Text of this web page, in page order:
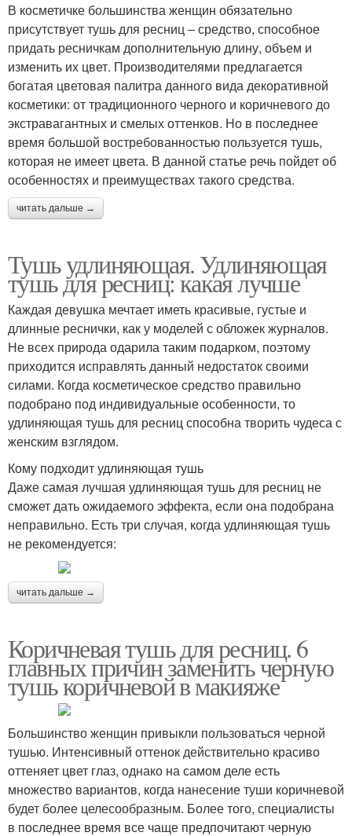
В косметичке большинства женщин обязательно
присутствует тушь для ресниц – средство, способное
придать ресничкам дополнительную длину, объем и
изменить их цвет. Производителями предлагается
богатая цветовая палитра данного вида декоративной
косметики: от традиционного черного и коричневого до
экстравагантных и смелых оттенков. Но в последнее
время большой востребованностью пользуется тушь,
которая не имеет цвета. В данной статье речь пойдет об
особенностях и преимуществах такого средства.
читать дальше →
Тушь удлиняющая. Удлиняющая
тушь для ресниц: какая лучше
Каждая девушка мечтает иметь красивые, густые и
длинные реснички, как у моделей с обложек журналов.
Не всех природа одарила таким подарком, поэтому
приходится исправлять данный недостаток своими
силами. Когда косметическое средство правильно
подобрано под индивидуальные особенности, то
удлиняющая тушь для ресниц способна творить чудеса с
женским взглядом.
Кому подходит удлиняющая тушь
Даже самая лучшая удлиняющая тушь для ресниц не
сможет дать ожидаемого эффекта, если она подобрана
неправильно. Есть три случая, когда удлиняющая тушь
не рекомендуется:
читать дальше →
Коричневая тушь для ресниц. 6
главных причин заменить черную
тушь коричневой в макияже
Большинство женщин привыкли пользоваться черной
тушью. Интенсивный оттенок действительно красиво
оттеняет цвет глаз, однако на самом деле есть
множество вариантов, когда нанесение туши коричневой
будет более целесообразным. Более того, специалисты
в последнее время все чаще предпочитают черную